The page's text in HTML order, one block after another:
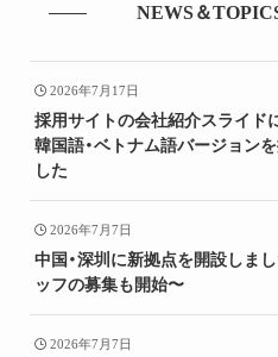
NEWS＆
2026年7月17日
採用サイトの会社紹介スライドに
韓国語・ベトナム語バージョン
した
2026年7月7日
中国・深圳に新拠点を開設しま
ッフの募集も開始〜
2026年7月7日